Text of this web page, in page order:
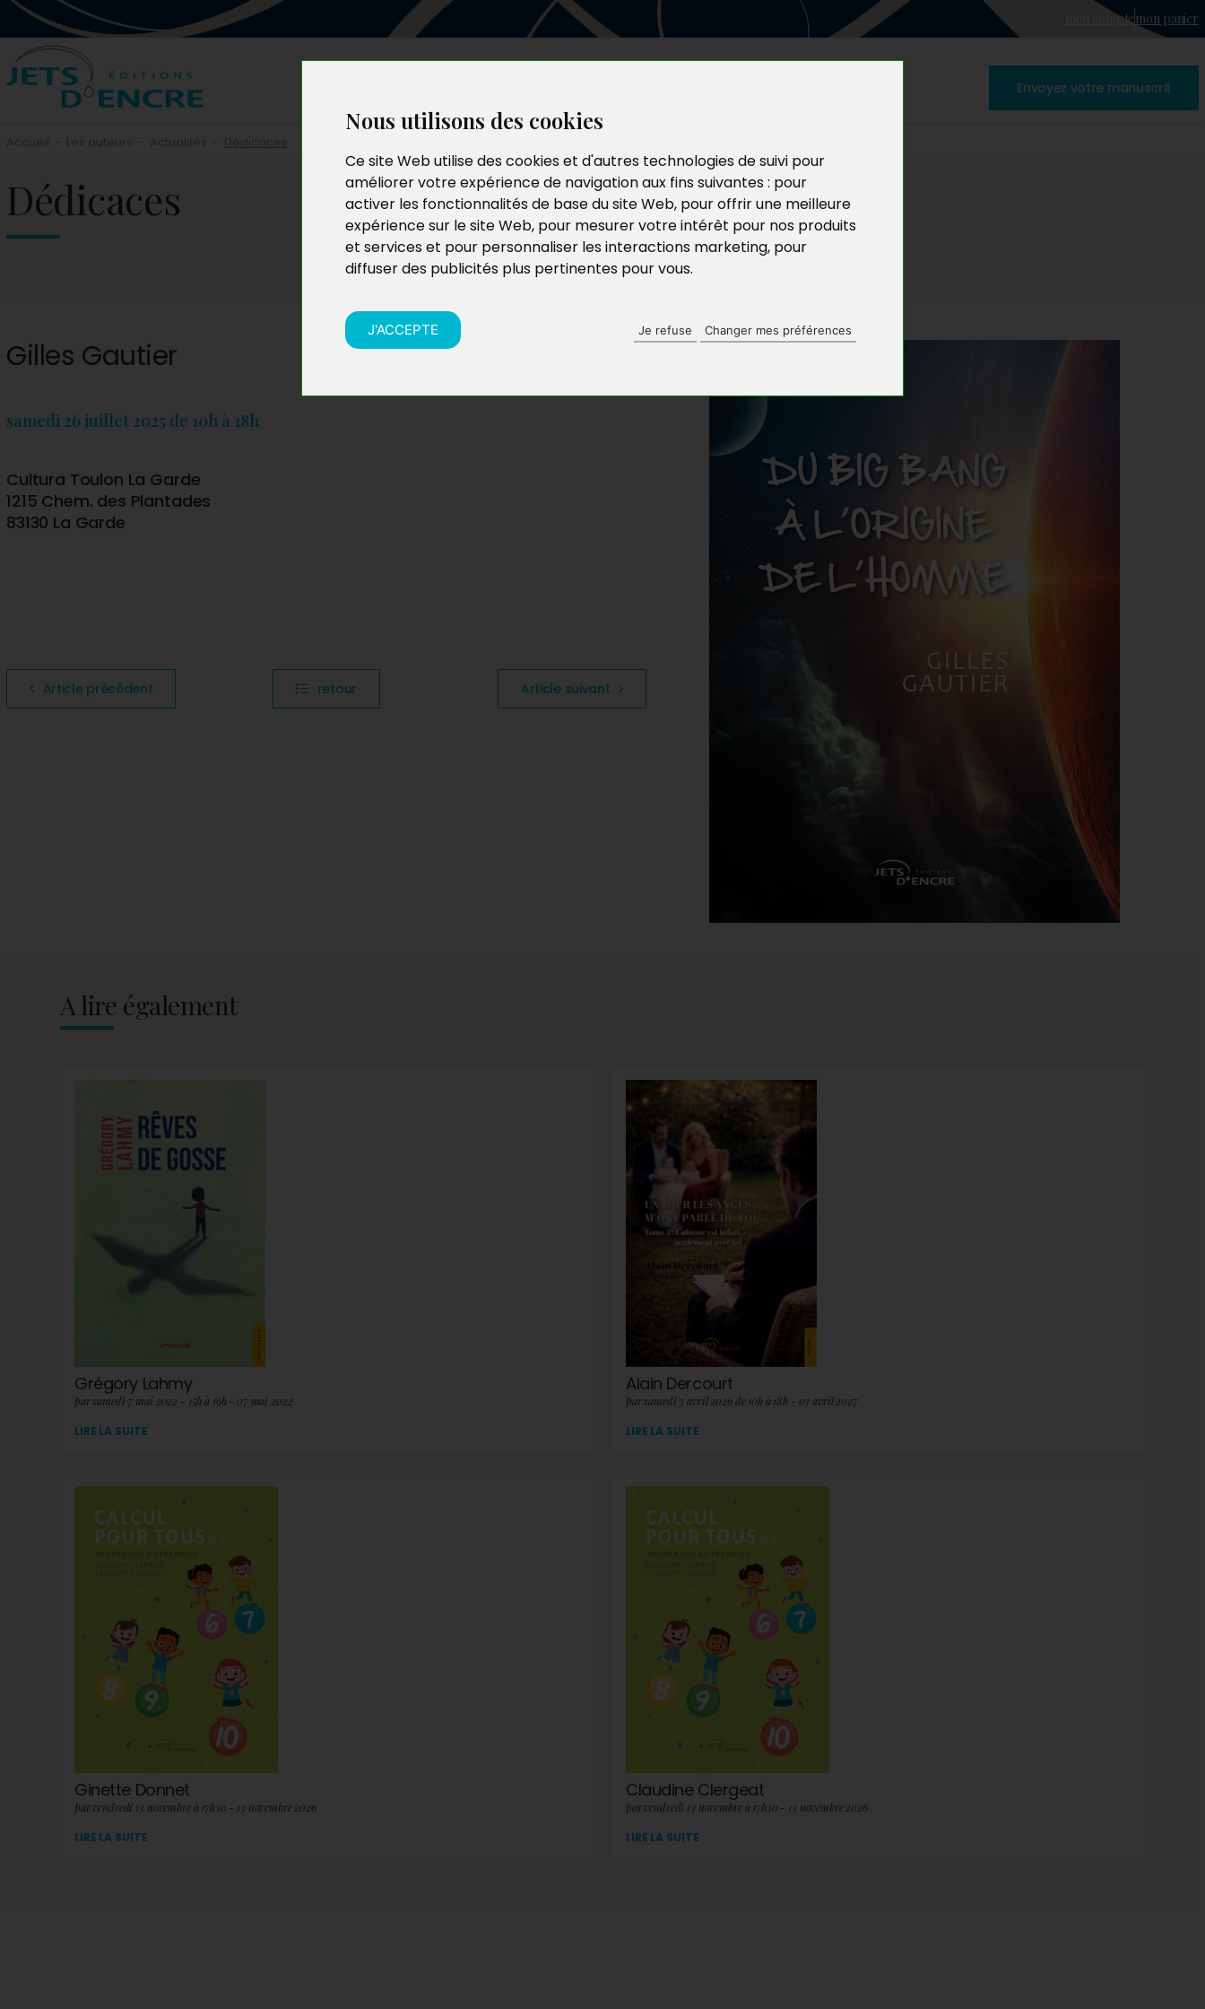
Nous utilisons des cookies
Ce site Web utilise des cookies et d'autres technologies de suivi pour
améliorer votre expérience de navigation aux fins suivantes : pour
activer les fonctionnalités de base du site Web, pour offrir une meilleure
expérience sur le site Web, pour mesurer votre intérêt pour nos produits
et services et pour personnaliser les interactions marketing, pour
diffuser des publicités plus pertinentes pour vous.
J'ACCEPTE Je refuse Changer mes préférences
mon comptemon panier
Envoyez votre manuscrit
Dédicaces
Gilles Gautier
samedi 26 juillet 2025 de 10h à 18h
Cultura Toulon La Garde
1215 Chem. des Plantades
83130 La Garde
Article précédent retour Article suivant
A lire également
Grégory Lahmy
par samedi 7 mai 2022 - 15h à 19h - 07 mai 2022
LIRE LA SUITE
Alain Dercourt
par samedi 3 avril 2026 de 10h à 18h - 03 avril 2027
LIRE LA SUITE
Ginette Donnet
par vendredi 13 novembre à 17h30 - 13 novembre 2026
LIRE LA SUITE
Claudine Clergeat
par vendredi 13 novembre à 17h30 - 13 novembre 2026
LIRE LA SUITE